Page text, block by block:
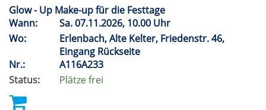
Glow - Up Make-up für die Festtage
Wann:
Sa.07.11.2026, 10.00 Uhr
Wo:
Erlenbach, Alte Kelter, Friedenstr. 46,
Eingang Rückseite
Nr.:
A116A233
Status:
Plätze frei